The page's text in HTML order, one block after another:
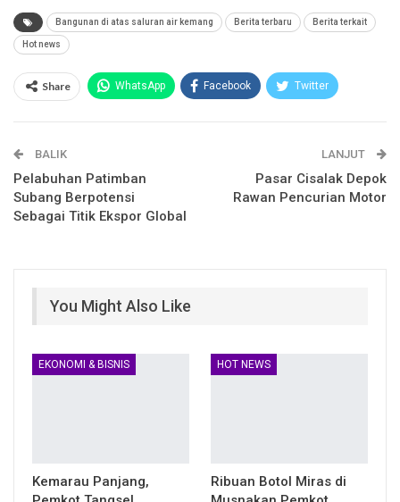
Bangunan di atas saluran air kemang Berita terbaru Berita terkait
Hot news
Share WhatsApp Facebook Twitter
Telegram
BALIK
Pelabuhan Patimban
Subang Berpotensi
Sebagai Titik Ekspor Global
LANJUT
Pasar Cisalak Depok
Rawan Pencurian Motor
You Might Also Like
EKONOMI & BISNIS
Kemarau Panjang,
HOT NEWS
Ribuan Botol Miras di